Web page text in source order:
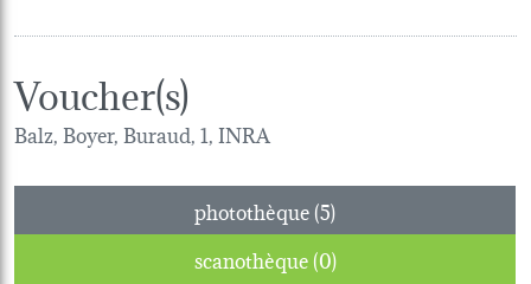
Voucher(s)
Balz, Boyer, Buraud, 1, INRA
photothèque (5)
scanothèque (0)